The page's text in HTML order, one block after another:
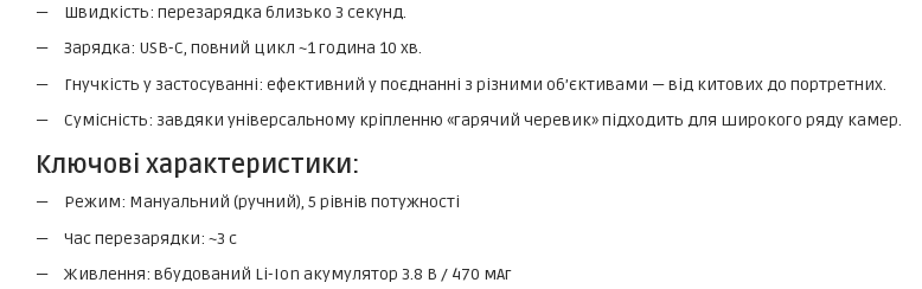
Швидкість: перезарядка близько 3 секунд.
Зарядка: USB-C, повний цикл ~1 година 10 хв.
Гнучкість у застосуванні: ефективний у поєднанні з різними об’єктивами — від китових до портретних.
Сумісність: завдяки універсальному кріпленню «гарячий черевик» підходить для широкого ряду камер.
Ключові характеристики:
Режим: Мануальний (ручний), 5 рівнів потужності
Час перезарядки: ~3 с
Живлення: вбудований Li-Ion акумулятор 3.8 В / 470 мАг